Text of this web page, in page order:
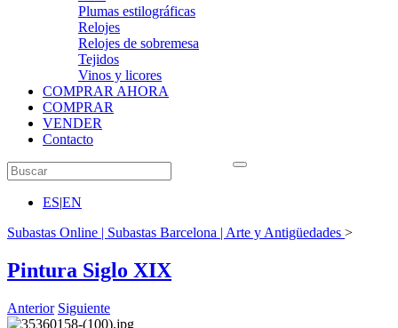
Plumas estilográficas
Relojes
Relojes de sobremesa
Tejidos
Vinos y licores
COMPRAR AHORA
COMPRAR
VENDER
Contacto
ES|EN
Subastas Online | Subastas Barcelona | Arte y Antigüedades >
Pintura Siglo XIX
Anterior Siguiente